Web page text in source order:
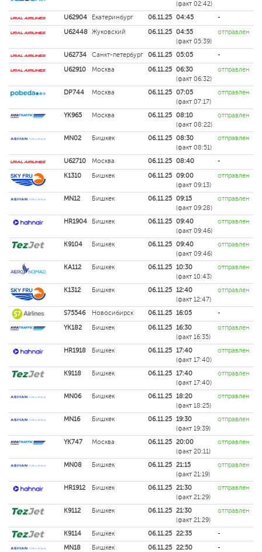
(факт 02:42)
U62904 Екатеринбург 06.11.25 04:45
-
U62448 Жуковский 06.11.25 04:55
(факт 05:39)
отправлен
U62734 Санкт-петербург 06.11.25 05:05
-
U62910
Москва 06.11.25 06:30
(факт 06:32)
отправлен
DP744 Москва 06.11.25 07:05
(факт 07:17)
отправлен
YK965 Москва 06.11.25 08:10
(факт 08:22)
отправлен
MN02 Бишкек 06.11.25 08:30
(факт 08:51)
отправлен
U62710 Москва 06.11.25 08:40
-
K1310
Бишкек 06.11.25 09:00
(факт 09:13)
отправлен
MN12 Бишкек 06.11.25 09:15
(факт 09:28)
отправлен
HR1904 Бишкек 06.11.25 09:40
(факт 09:46)
отправлен
K9104 Бишкек 06.11.25 09:40
(факт 09:46)
отправлен
KA112 Бишкек 06.11.25 10:30
(факт 10:43)
отправлен
K1312 Бишкек 06.11.25 12:40
(факт 12:47)
отправлен
S75546 Новосибирск 06.11.25 16:05
-
YK182
Бишкек 06.11.25 16:30
(факт 16:35)
отправлен
HR1918 Бишкек 06.11.25 17:40
(факт 17:40)
отправлен
K9118 Бишкек 06.11.25 17:40
(факт 17:40)
отправлен
MN06 Бишкек 06.11.25 18:20
(факт 18:25)
отправлен
MN16 Бишкек 06.11.25 19:30
(факт 19:39)
отправлен
YK747 Москва 06.11.25 20:00
(факт 20:11)
отправлен
MN08 Бишкек 06.11.25 21:15
(факт 21:19)
отправлен
HR1912 Бишкек 06.11.25 21:30
(факт 21:29)
отправлен
K9112 Бишкек 06.11.25 21:30
(факт 21:29)
отправлен
K9114 Бишкек 06.11.25 22:35
-
MN18
Бишкек 06.11.25 22:50 -